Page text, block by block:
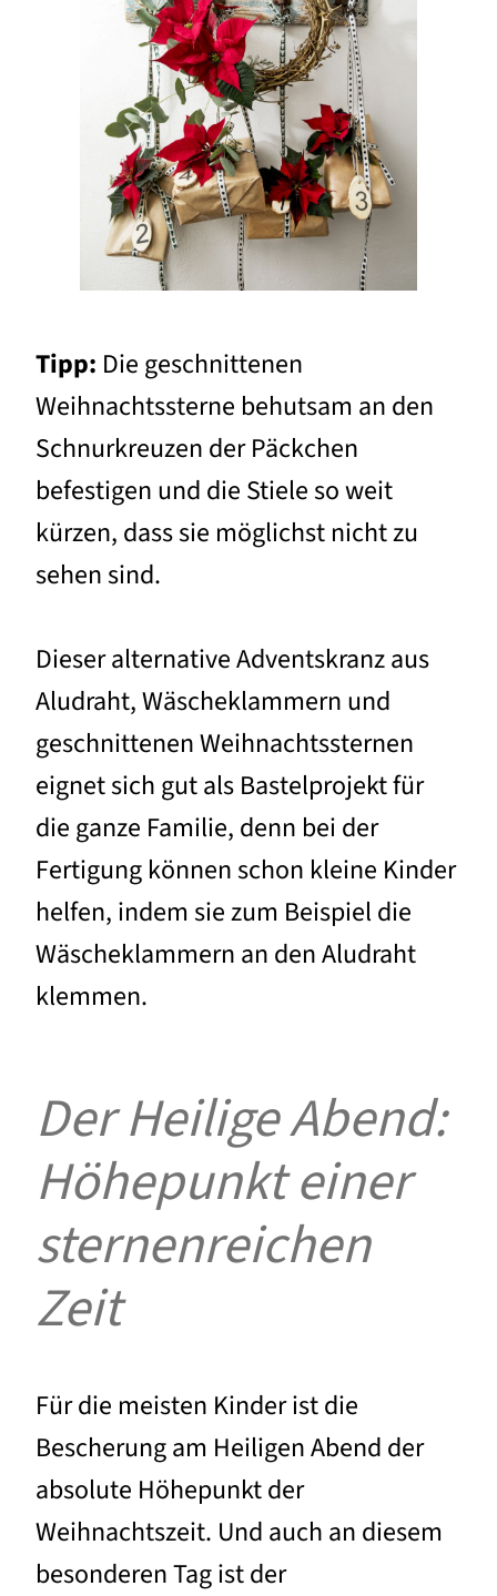
Tipp: Die geschnittenen
Weihnachtssterne behutsam an den
Schnurkreuzen der Päckchen
befestigen und die Stiele so weit
kürzen, dass sie möglichst nicht zu
sehen sind.
Dieser alternative Adventskranz aus
Aludraht, Wäscheklammern und
geschnittenen Weihnachtssternen
eignet sich gut als Bastelprojekt für
die ganze Familie, denn bei der
Fertigung können schon kleine Kinder
helfen, indem sie zum Beispiel die
Wäscheklammern an den Aludraht
klemmen.
Der Heilige Abend:
Höhepunkt einer
sternenreichen
Zeit
Für die meisten Kinder ist die
Bescherung am Heiligen Abend der
absolute Höhepunkt der
Weihnachtszeit. Und auch an diesem
besonderen Tag ist der